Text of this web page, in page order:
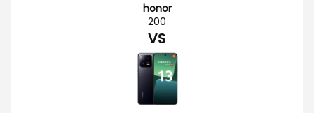
honor
200
VS